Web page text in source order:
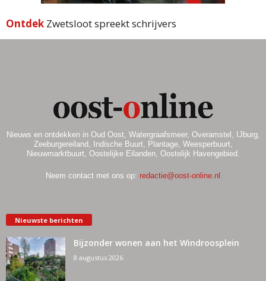
Ontdek Zwetsloot spreekt schrijvers
Nieuws en ontdekken in Oud Oost, Watergraafsmeer, Overamstel, IJburg,
Zeeburgereiland, Indische Buurt, Plantage, Weesperbuurt,
Nieuwmarktbuurt, Oostelijke Eilanden, Oostelijk Havengebied.
Neem contact met ons op: redactie@oost-online.nl
Nieuwste berichten
Bijzonder wonen aan het Windroosplein
8 augustus 2026